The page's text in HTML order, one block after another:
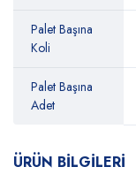
Palet Başına
Koli
Palet Başına
Adet
ÜRÜN BİLGİLERİ